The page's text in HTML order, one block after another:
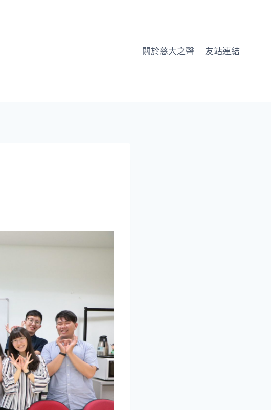
關於慈大之聲 友站連結